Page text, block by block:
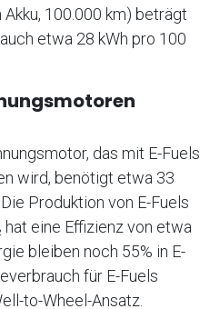
Akku, 100.000 km) beträgt
etwa 28 kWh pro 100
das mit E-Fuels
wird, benötigt etwa 33
Produktion von E-Fuels
hat eine Effizienz von etwa
bleiben noch 55% in E-
für E-Fuels
to-Wheel-Ansatz.